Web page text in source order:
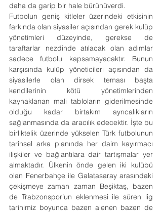
daha da garip bir hale bürünüverdi.
Futbolun geniş kitleler üzerindeki etkisinin
farkında olan siyasiler açısından gerek kulüp
yönetimleri düzeyinde, gerekse de
taraftarlar nezdinde atılacak olan adımlar
sadece futbolu kapsamayacaktır. Bunun
karşısında kulüp yöneticileri açısından da
siyasilerle olan dirsek teması başta
kendilerinin kötü yönetimlerinden
kaynaklanan mali tabloların giderilmesinde
olduğu kadar birtakım ayrıcalıkların
sağlanmasında da aracılık edecektir. İşte bu
birliktelik üzerinde yükselen Türk futbolunun
tarihsel arka planında her daim kayırmacı
ilişkiler ve bağlantılara dair tartışmalar yer
almaktadır. Ülkenin önde gelen iki kulübü
olan Fenerbahçe ile Galatasaray arasındaki
çekişmeye zaman zaman Beşiktaş, bazen
de Trabzonspor’un eklenmesi ile süren lig
tarihimiz boyunca bazen alenen bazen de